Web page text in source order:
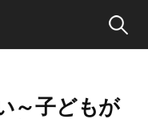
検
～子どもが